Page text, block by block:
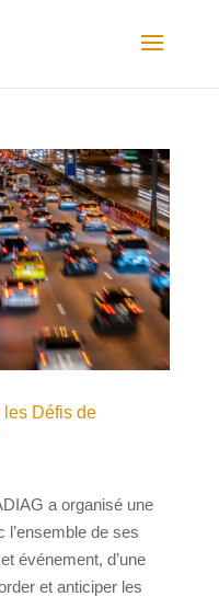
les Défis de
a organisé une
l’ensemble de ses
événement, d’une
et anticiper les